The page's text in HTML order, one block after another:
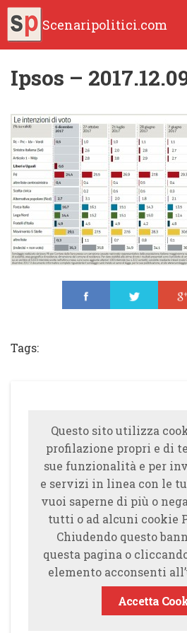
Scenaripolitici.com
Ipsos –
Tags:
Questo sito utilizza
profilazione propri e di
sue funzionalità e per
e servizi in linea con le
vuoi saperne di più o
tutti o ad alcuni cookie
Chiudendo questo
questa pagina o
elemento acconsenti
Accetta